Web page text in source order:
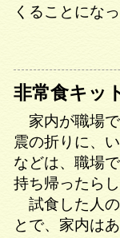
くることにな
非常食キッ
家内が職場で
震の折りに、
などは、職場
持ち帰ったら
試食した人の
とで、家内は